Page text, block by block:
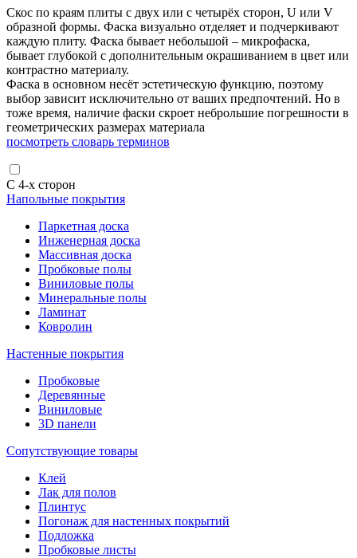
Скос по краям плиты с двух или с четырёх сторон, U или V
образной формы. Фаска визуально отделяет и подчеркивают
каждую плиту. Фаска бывает небольшой – микрофаска,
бывает глубокой с дополнительным окрашиванием в цвет или
контрастно материалу.
Фаска в основном несёт эстетическую функцию, поэтому
выбор зависит исключительно от ваших предпочтений. Но в
тоже время, наличие фаски скроет неброльшие погрешности в
геометрических размерах материала
посмотреть словарь терминов
С 4-х сторон
Напольные покрытия
Паркетная доска
Инженерная доска
Массивная доска
Пробковые полы
Виниловые полы
Минеральные полы
Ламинат
Ковролин
Настенные покрытия
Пробковые
Деревянные
Виниловые
3D панели
Сопутствующие товары
Клей
Лак для полов
Плинтус
Погонаж для настенных покрытий
Подложка
Пробковые листы